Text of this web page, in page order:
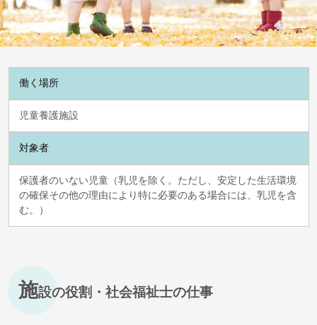
働く場所
児童養護施設
対象者
保護者のいない児童（乳児を除く。ただし、安定した生活環境
の確保その他の理由により特に必要のある場合には、乳児を含
む。）
施設の役割・社会福祉士の仕事